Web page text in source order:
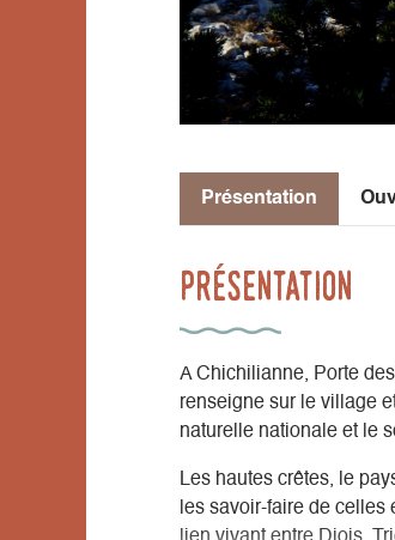
Présentation
Présentation
A Chichilianne, Porte
renseigne sur le village
naturelle nationale et le
Les hautes crêtes, le
les savoir-faire de